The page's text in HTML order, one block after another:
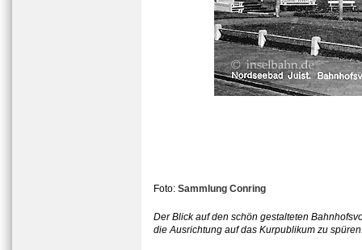
Foto: Sammlung Conring
Der Blick auf den schön gestalteten
die Ausrichtung auf das Kurpublikum zu